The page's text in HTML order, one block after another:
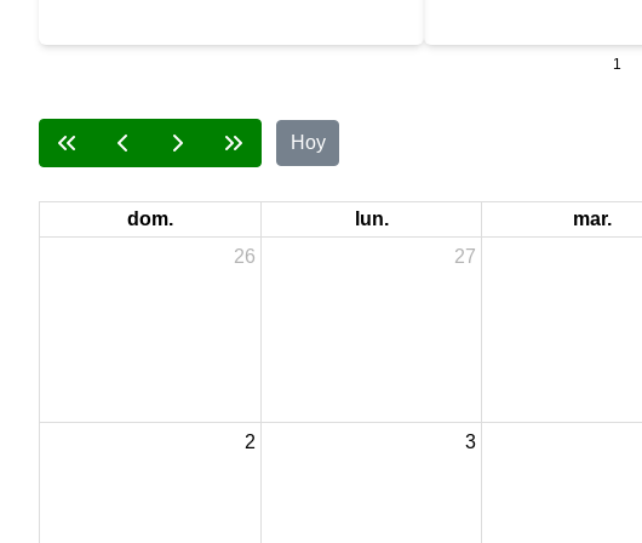
prevenir cualquier forma de participación
de la República para el período 2026–2030.
atención y los servicios
administración municipal.
1
Hoy
dom. lun. mar.
26
27
2 3